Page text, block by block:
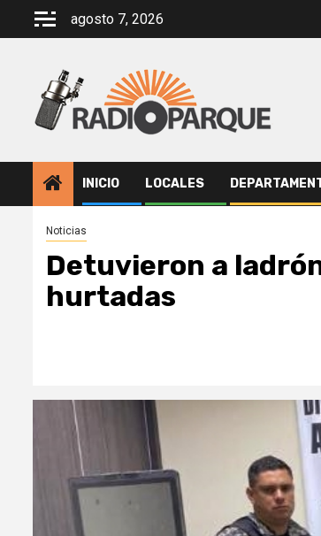
agosto 7, 2026
INICIO LOCALES
Noticias
Detuvieron a
hurtadas